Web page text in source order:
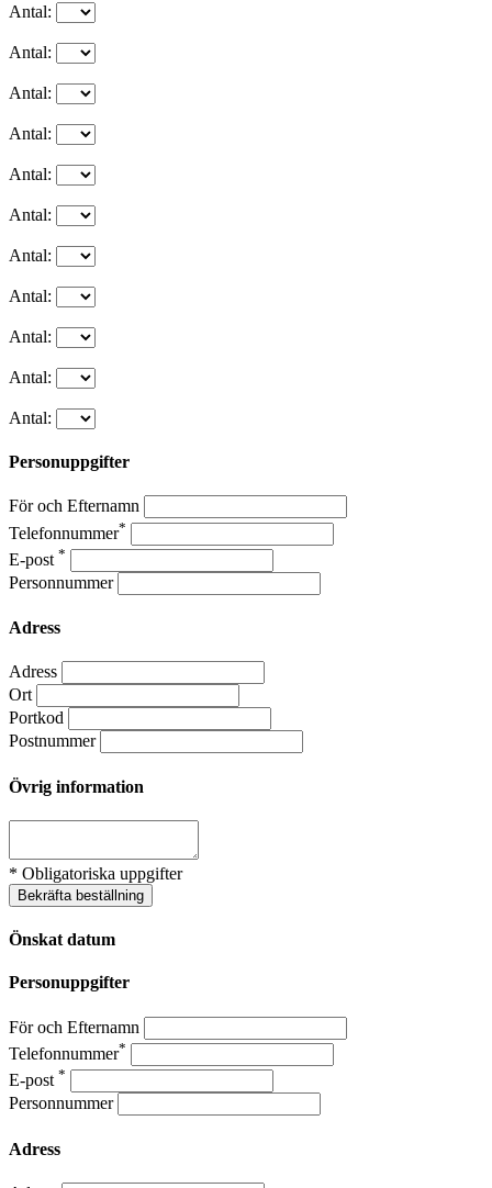
Antal:
Antal:
Antal:
Antal:
Antal:
Antal:
Antal:
Antal:
Antal:
Antal:
Antal:
Personuppgifter
För och Efternamn
Telefonnummer*
E-post *
Personnummer
Adress
Adress
Ort
Portkod
Postnummer
Övrig information
* Obligatoriska uppgifter
Bekräfta beställning
Önskat datum
Personuppgifter
För och Efternamn
Telefonnummer*
E-post *
Personnummer
Adress